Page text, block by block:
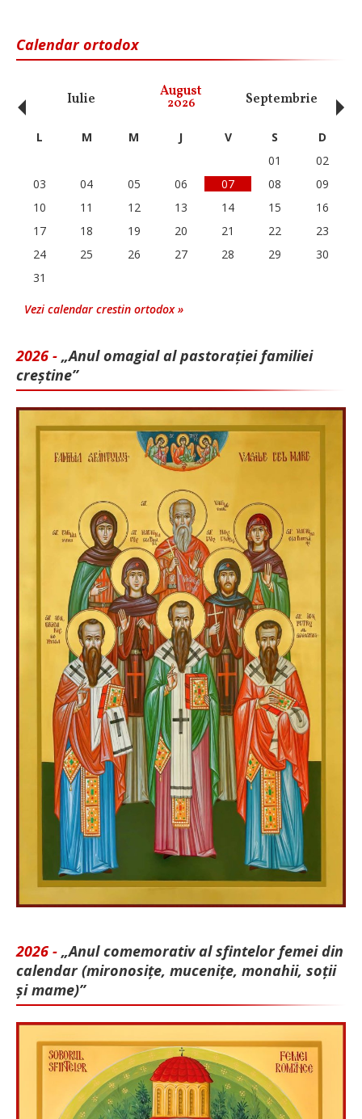
Calendar ortodox
Iulie August
2026 Septembrie
‹ L M M J V S
D
01
02
03
04 05 06 07 08
09
10
11 12 13 14 15
16
17
18 19 20 21 22
23
24
25 26 27 28 29
30
31
Vezi calendar crestin ortodox »
2026 - „Anul omagial al pastorației familiei
creștine”
2026 - „Anul comemorativ al sfintelor femei din
calendar (mironosițe, mu­cenițe, monahii, soții
și mame)”